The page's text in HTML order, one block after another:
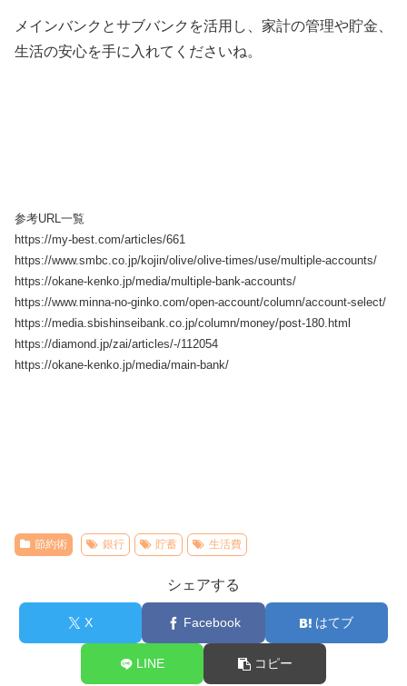
メインバンクとサブバンクを活用し、家計の管理や貯金、
生活の安心を手に入れてくださいね。
参考URL一覧
https://my-best.com/articles/661
https://www.smbc.co.jp/kojin/olive/olive-times/use/multiple-accounts/
https://okane-kenko.jp/media/multiple-bank-accounts/
https://www.minna-no-ginko.com/open-account/column/account-select/
https://media.sbishinseibank.co.jp/column/money/post-180.html
https://diamond.jp/zai/articles/-/112054
https://okane-kenko.jp/media/main-bank/
節約術 銀行 貯蓄 生活費
シェアする
X Facebook はてブ
LINE コピー